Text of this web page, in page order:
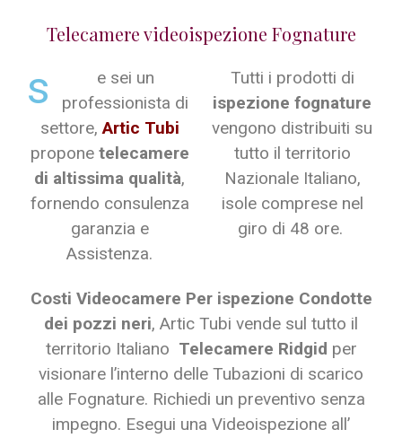
Telecamere videoispezione Fognature
s
e sei un
professionista di
settore,Artic Tubi
propone telecamere
di altissima qualità,
fornendo consulenza
garanzia e
Assistenza.
Tutti i prodotti di
ispezione fognature
vengono distribuiti su
tutto il territorio
Nazionale Italiano,
isole comprese nel
giro di 48 ore.
Costi Videocamere Per ispezione Condotte
dei pozzi neri, Artic Tubi vende sul tutto il
territorio Italiano Telecamere Ridgid per
visionare l’interno delle Tubazioni di scarico
alle Fognature. Richiedi un preventivo senza
impegno. Esegui una Videoispezione all’